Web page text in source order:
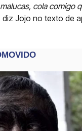
cola comigo
diz Jojo no texto de